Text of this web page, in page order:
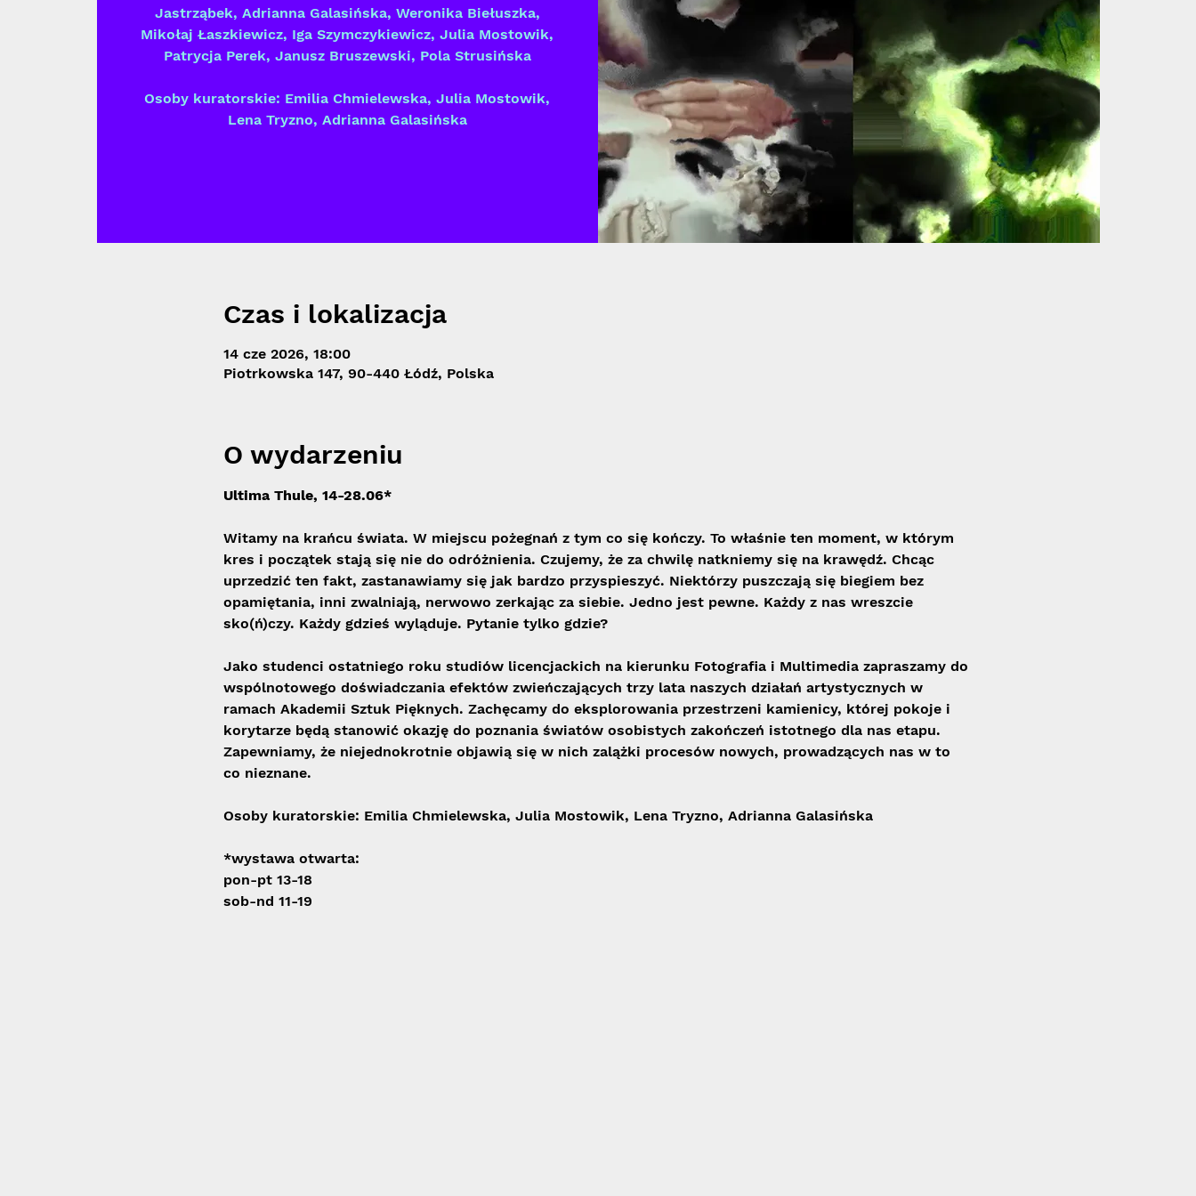
Jastrząbek, Adrianna Galasińska, Weronika Biełuszka,
Mikołaj Łaszkiewicz, Iga Szymczykiewicz, Julia Mostowik,
Patrycja Perek, Janusz Bruszewski, Pola Strusińska
Osoby kuratorskie: Emilia Chmielewska, Julia Mostowik,
Lena Tryzno, Adrianna Galasińska
Czas i lokalizacja
14 cze 2026, 18:00
Piotrkowska 147, 90-440 Łódź, Polska
O wydarzeniu
Ultima Thule, 14-28.06*
Witamy na krańcu świata. W miejscu pożegnań z tym co się kończy. To właśnie ten moment, w którym
kres i początek stają się nie do odróżnienia. Czujemy, że za chwilę natkniemy się na krawędź. Chcąc
uprzedzić ten fakt, zastanawiamy się jak bardzo przyspieszyć. Niektórzy puszczają się biegiem bez
opamiętania, inni zwalniają, nerwowo zerkając za siebie. Jedno jest pewne. Każdy z nas wreszcie
sko(ń)czy. Każdy gdzieś wyląduje. Pytanie tylko gdzie?
Jako studenci ostatniego roku studiów licencjackich na kierunku Fotografia i Multimedia zapraszamy do
wspólnotowego doświadczania efektów zwieńczających trzy lata naszych działań artystycznych w
ramach Akademii Sztuk Pięknych. Zachęcamy do eksplorowania przestrzeni kamienicy, której pokoje i
korytarze będą stanowić okazję do poznania światów osobistych zakończeń istotnego dla nas etapu.
Zapewniamy, że niejednokrotnie objawią się w nich zalążki procesów nowych, prowadzących nas w to
co nieznane.
Osoby kuratorskie: Emilia Chmielewska, Julia Mostowik, Lena Tryzno, Adrianna Galasińska
*wystawa otwarta:
pon-pt 13-18
sob-nd 11-19